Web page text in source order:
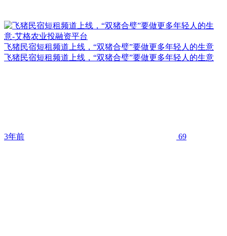
飞猪民宿短租频道上线，“双猪合璧”要做更多年轻人的生意
飞猪民宿短租频道上线，“双猪合璧”要做更多年轻人的生意
3年前 69